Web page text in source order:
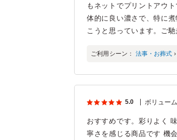
もネットでプリントアウ
体的に良い濃さで、特に
こうと思っています。ご馳
ご利用シーン： 法事・お葬式
5.0 ボリューム
おすすめです。彩りよく
寧さを感じる商品です 機